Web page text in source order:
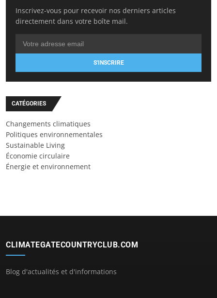
Inscrivez-vous pour recevoir nos derniers articles
directement dans votre boîte mail.
S'INSCRIRE
CATÉGORIES
Changements climatiques
Politiques environnementales
Sustainable Living
Économie circulaire
Énergie et environnement
CLIMATEGATECOUNTRYCLUB.COM
Blog d'actualités et d'informations